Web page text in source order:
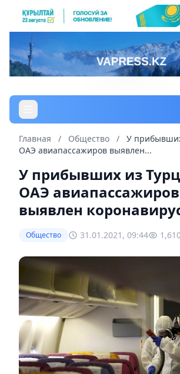
Главная / Общество /
У
ОАЭ авиапассажиров выявлен...
У прибывших из
ОАЭ авиапассажиров
выявлен
Общество 31.01.2021, 09:44